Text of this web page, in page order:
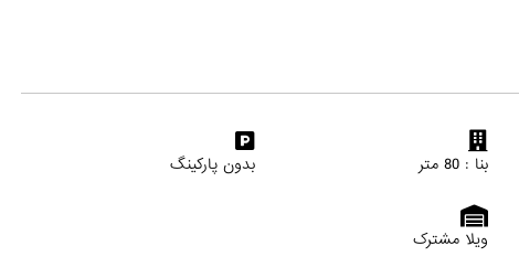
بنا : 80 متر بدون پارکینگ
ویلا مشترک